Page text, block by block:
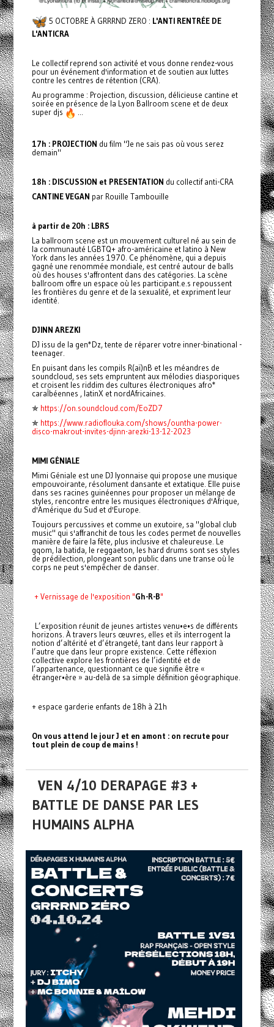
5 OCTOBRE À GRRRND ZERO : L'ANTI RENTRÉE DE
L'ANTICRA
Le collectif reprend son activité et vous donne rendez-vous
pour un événement d'information et de soutien aux luttes
contre les centres de rétention (CRA).
Au programme : Projection, discussion, délicieuse cantine et
soirée en présence de la Lyon Ballroom scene et de deux
super djs
17h : PROJECTION du film "Je ne sais pas où vous serez
demain"
18h : DISCUSSION et PRESENTATION du collectif anti-CRA
CANTINE VEGAN par Rouille Tambouille
à partir de 20h : LBRS
La ballroom scene est un mouvement culturel né au sein de
la communauté LGBTQ+ afro-américaine et latino à New
York dans les années 1970. Ce phénomène, qui a depuis
gagné une renommée mondiale, est centré autour de balls
où des houses s'affrontent dans des catégories. La scène
ballroom offre un espace où les participant.e.s repoussent
les frontières du genre et de la sexualité, et expriment leur
identité.
DJINN AREZKI
DJ issu de la gen*Dz, tente de réparer votre inner-binational -
teenager.
En puisant dans les compils R(aï)nB et les méandres de
soundcloud, ses sets empruntent aux mélodies diasporiques
et croisent les riddim des cultures électroniques afro*
caraÏbéennes , latinX et nordAfricaines.
✯ https://on.soundcloud.com/EoZD7
✯ https://www.radioflouka.com/shows/ountha-power-
disco-makrout-invites-djinn-arezki-13-12-2023
MIMI GÉNIALE
Mimi Géniale est une DJ lyonnaise qui propose une musique
empouvoirante, résolument dansante et extatique. Elle puise
dans ses racines guinéennes pour proposer un mélange de
styles, rencontre entre les musiques électroniques d'Afrique,
d'Amérique du Sud et d'Europe.
Toujours percussives et comme un exutoire, sa "global club
music" qui s'affranchit de tous les codes permet de nouvelles
manière de faire la fête, plus inclusive et chaleureuse. Le
gqom, la batida, le reggaeton, les hard drums sont ses styles
de prédilection, plongeant son public dans une transe où le
corps ne peut s'empêcher de danser.
+ Vernissage de l'exposition "Gh-R-B"
L’exposition réunit de jeunes artistes venu•e•s de différents
horizons. À travers leurs œuvres, elles et ils interrogent la
notion d’altérité et d’étrangeté, tant dans leur rapport à
l’autre que dans leur propre existence. Cette réflexion
collective explore les frontières de l’identité et de
l’appartenance, questionnant ce que signifie être «
étranger•ère » au-delà de sa simple définition géographique.
+ espace garderie enfants de 18h à 21h
On vous attend le jour J et en amont : on recrute pour
tout plein de coup de mains !
VEN 4/10 DERAPAGE #3 +
BATTLE DE DANSE PAR LES
HUMAINS ALPHA